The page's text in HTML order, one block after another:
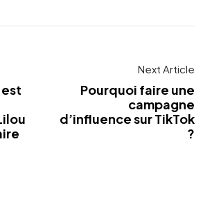
Next Article
Pourquoi faire une
campagne
d’influence sur TikTok
?